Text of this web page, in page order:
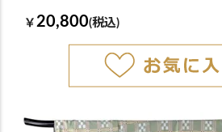
￥ 20,800(税込)